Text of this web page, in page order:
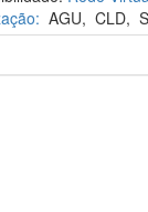
AGU,CLD,